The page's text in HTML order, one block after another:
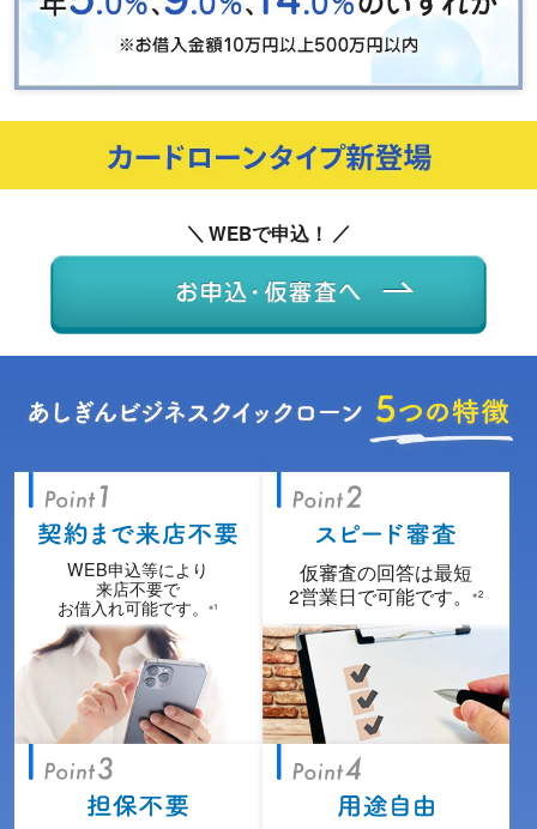
WEBで申込！
WEB申込等により
来店不要で
お借入れ可能です。※1
仮審査の回答は最短
2営業日で可能です。
※2